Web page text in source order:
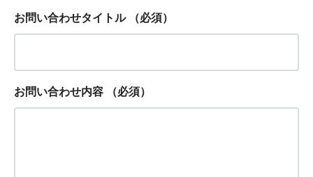
お問い合わせタイトル （必須）
お問い合わせ内容 （必須）